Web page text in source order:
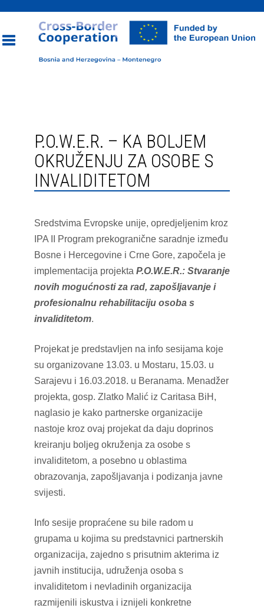
P.O.W.E.R. – KA BOLJEM
OKRUŽENJU ZA OSOBE S
INVALIDITETOM
Sredstvima Evropske unije, opredjeljenim kroz
IPA II Program prekogranične saradnje između
Bosne i Hercegovine i Crne Gore, započela je
implementacija projekta P.O.W.E.R.: Stvaranje
novih mogućnosti za rad, zapošljavanje i
profesionalnu rehabilitaciju osoba s
invaliditetom.
Projekat je predstavljen na info sesijama koje
su organizovane 13.03. u Mostaru, 15.03. u
Sarajevu i 16.03.2018. u Beranama. Menadžer
projekta, gosp. Zlatko Malić iz Caritasa BiH,
naglasio je kako partnerske organizacije
nastoje kroz ovaj projekat da daju doprinos
kreiranju boljeg okruženja za osobe s
invaliditetom, a posebno u oblastima
obrazovanja, zapošljavanja i podizanja javne
svijesti.
Info sesije propraćene su bile radom u
grupama u kojima su predstavnici partnerskih
organizacija, zajedno s prisutnim akterima iz
javnih institucija, udruženja osoba s
invaliditetom i nevladinih organizacija
razmijenili iskustva i iznijeli konkretne